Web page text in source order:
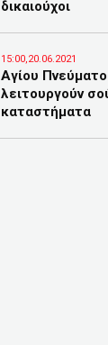
δικαιούχοι
15:00,20.06.2021
Αγίου
λειτουργούν
καταστήματα